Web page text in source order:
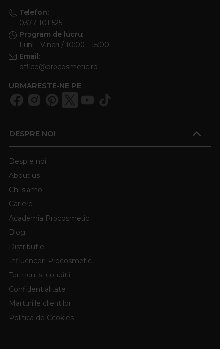
Telefon:
0377 101 525
Program de lucru:
Luni - Vineri / 10:00 - 15:00
Email:
office@procosmetic.ro
URMARESTE-NE PE:
DESPRE NOI
Despre noi
About us
Chi siamo
Cariere
Academia Procosmetic
Blog
Distributie
Influenceri Procosmetic
Termeni si conditii
Confidentialitate
Marturiile clientilor
Politica de Cookies